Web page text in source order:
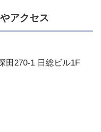
アクセス
田270-1 日総ビル1F